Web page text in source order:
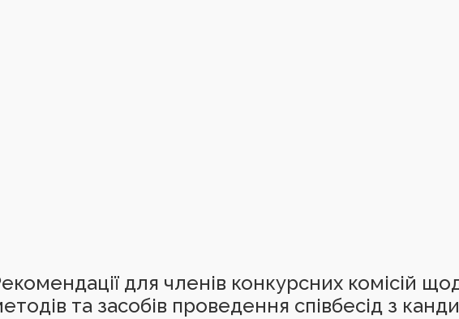
для членів конкурсних комісій
та засобів проведення співбесід з